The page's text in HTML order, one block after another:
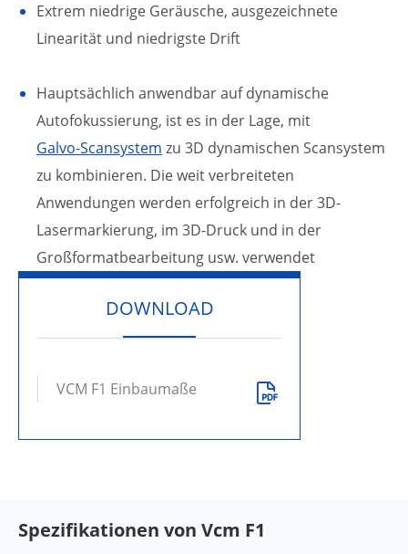
Extrem niedrige Geräusche, ausgezeichnete
Linearität und niedrigste Drift
Hauptsächlich anwendbar auf dynamische
Autofokussierung, ist es in der Lage, mit
Galvo-Scansystem zu 3D dynamischen Scansystem
zu kombinieren. Die weit verbreiteten
Anwendungen werden erfolgreich in der 3D-
Lasermarkierung, im 3D-Druck und in der
Großformatbearbeitung usw. verwendet
DOWNLOAD
VCM F1 Einbaumaße 
Spezifikationen von Vcm F1